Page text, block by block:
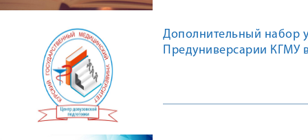
Дополнительный набор
Предуниверсарии КГМУ